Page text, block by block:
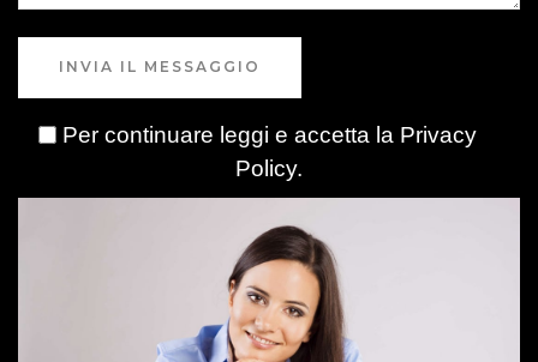
INVIA IL MESSAGGIO
Per continuare leggi e accetta la Privacy
Policy.